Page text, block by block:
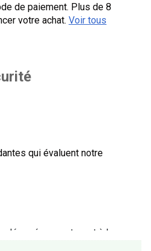
de paiement. Plus de 8
votre achat. Voir tous
qui évaluent notre
déposée appartenant à Lecom
© 2012-2026. Espagne. Tous